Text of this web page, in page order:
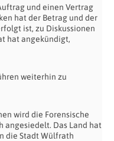
und einen Vertrag
hat der Betrag und der
ist, zu Diskussionen
hat angekündigt,
weiterhin zu
wird die Forensische
angesiedelt. Das Land hat
die Stadt Wülfrath